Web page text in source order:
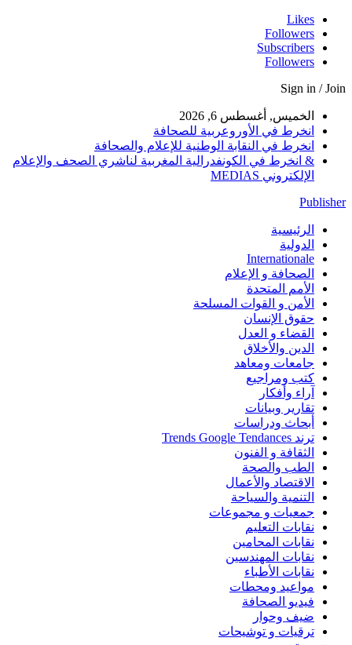
Likes
Followers
Subscribers
Followers
Sign in / Join
الخميس, أغسطس 6, 2026
انخرط في الأوروعربية للصحافة
انخرط في النقابة الوطنية للإعلام والصحافة
& انخرط في الكونفدرالية المغربية لناشري الصحف والإعلام
الإلكتروني MEDIAS
Publisher
الرئيسية
الدولية
Internationale
الصحافة و الإعلام
الأمم المتحدة
الأمن و القوات المسلحة
حقوق الإنسان
القضاء و العدل
الدين والأخلاق
جامعات ومعاهد
كتب ومراجيع
آراء وأفكار
تقارير وبيانات
أبحاث ودراسات
ترند Trends Google Tendances
الثقافة و الفنون
الطب والصحة
الاقتصاد والأعمال
التنمية والسياحة
جمعيات و مجموعات
نقابات التعليم
نقابات المحامين
نقابات المهندسين
نقابات الأطباء
مواعيد ومحطات
فيديو الصحافة
ضيف وحوار
ترقيات و توشيحات